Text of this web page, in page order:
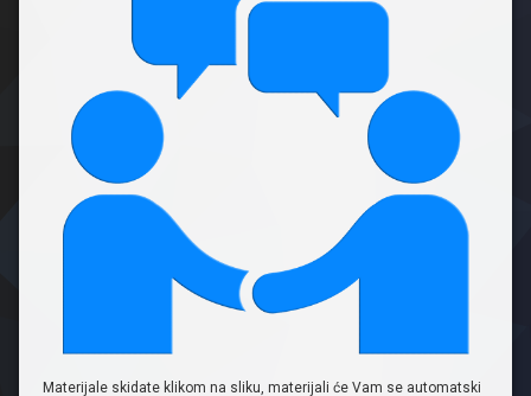
Materijale skidate klikom na sliku, materijali će Vam se automatski